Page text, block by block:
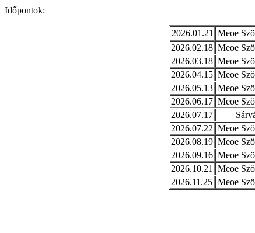
Időpontok:
2026.01.21 Meoe
2026.02.18 Meoe
2026.03.18 Meoe
2026.04.15 Meoe
2026.05.13 Meoe
2026.06.17 Meoe
2026.07.17
2026.07.22 Meoe
2026.08.19 Meoe
2026.09.16 Meoe
2026.10.21
Meoe
2026.11.25 Meoe